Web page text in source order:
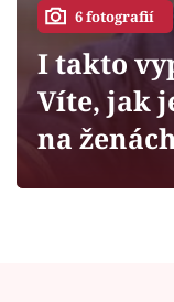
Sledujte
Filmový
6 fotografií
I takto
Víte, jak
na